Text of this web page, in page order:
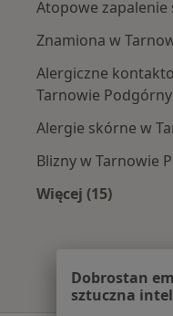
Atopowe
Znamiona w
Alergiczne
Tarnowie
Alergie skórne w
Blizny w Tarnowie
Więcej (15)
Dobrostan
sztuczna